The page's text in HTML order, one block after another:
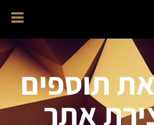
תוספים
אתר